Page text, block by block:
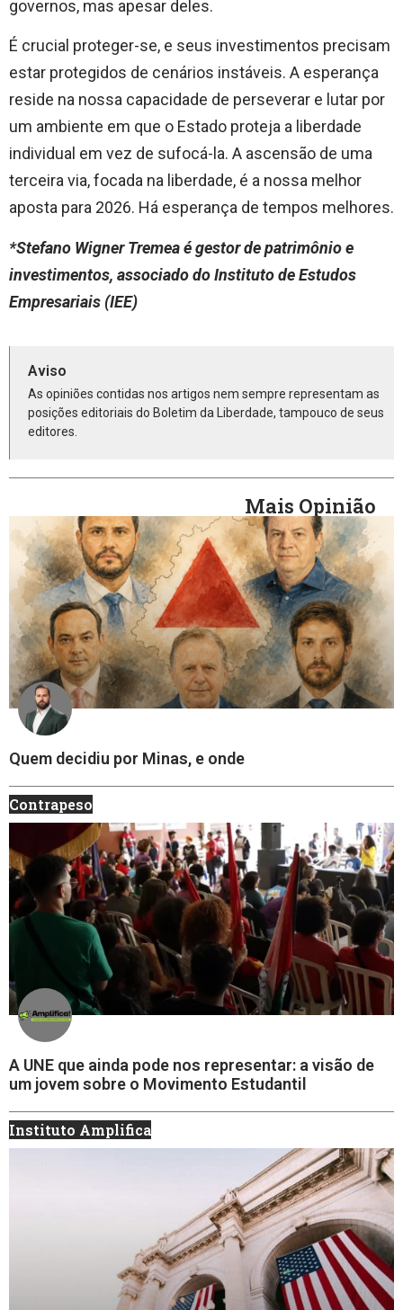
governos, mas apesar deles.
É crucial proteger-se, e seus investimentos precisam
estar protegidos de cenários instáveis. A esperança
reside na nossa capacidade de perseverar e lutar por
um ambiente em que o Estado proteja a liberdade
individual em vez de sufocá-la. A ascensão de uma
terceira via, focada na liberdade, é a nossa melhor
aposta para 2026. Há esperança de tempos melhores.
*Stefano Wigner Tremea é gestor de patrimônio e
investimentos, associado do Instituto de Estudos
Empresariais (IEE)
Aviso
As opiniões contidas nos artigos nem sempre representam as
posições editoriais do Boletim da Liberdade, tampouco de seus
editores.
Mais Opinião
Quem decidiu por Minas, e onde
Contrapeso
A UNE que ainda pode nos representar: a visão de
um jovem sobre o Movimento Estudantil
Instituto Amplifica